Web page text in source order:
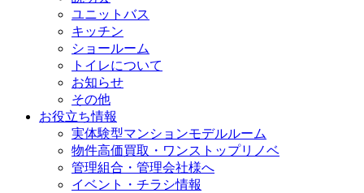
ユニットバス
キッチン
ショールーム
トイレについて
お知らせ
その他
お役立ち情報
実体験型マンションモデルルーム
物件高価買取・ワンストップリノベ
管理組合・管理会社様へ
イベント・チラシ情報